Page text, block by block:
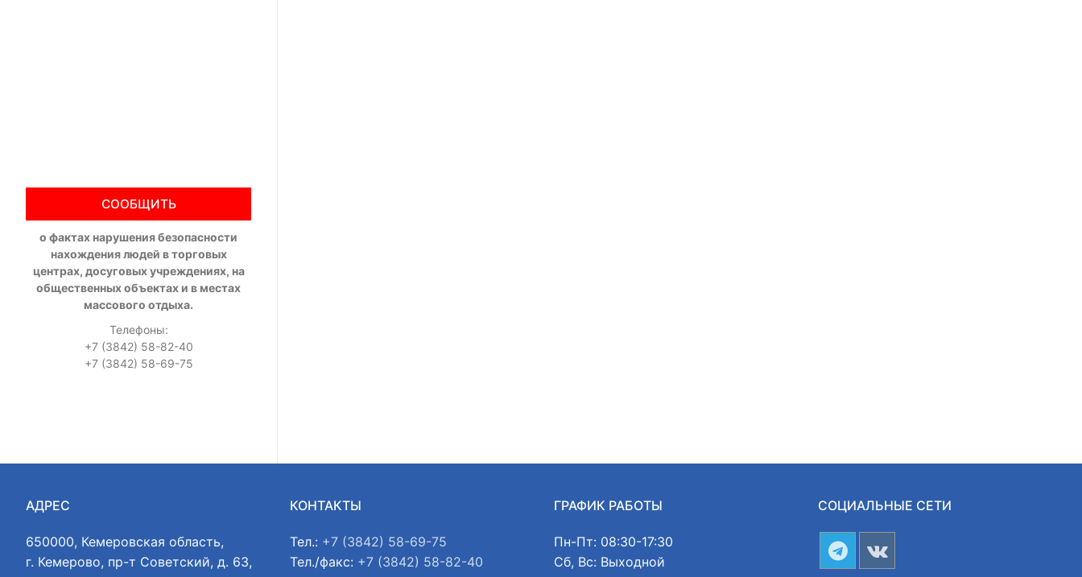
СООБЩИТЬ
о фактах нарушения безопасности
нахождения людей в торговых
центрах, досуговых учреждениях, на
общественных объектах и в местах
массового отдыха.
Телефоны:
+7 (3842) 58-82-40
+7 (3842) 58-69-75
АДРЕС
650000, Кемеровская область,
г. Кемерово, пр-т Советский, д. 63,
КОНТАКТЫ
Тел.: +7 (3842) 58-69-75
Тел./факс: +7 (3842) 58-82-40
ГРАФИК РАБОТЫ
Пн-Пт: 08:30-17:30
Сб, Вс: Выходной
СОЦИАЛЬНЫЕ СЕТИ